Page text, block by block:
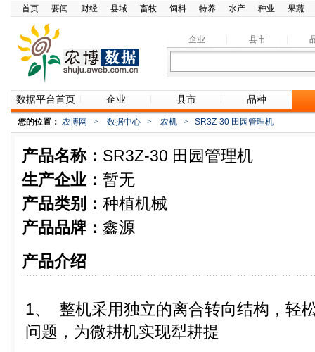
首页 要闻 财经 县域 畜牧 饲料 特养 水产 种业 果蔬
企业 县市
数据平台首页 企业 县市 品种
您的位置： 农博网 > 数据中心 > 农机 > SR3Z-30 田园管理机
产品名称： SR3Z-30 田园管理机
生产企业： 暂无
产品类别： 种植机械
产品品牌： 鑫源
产品介绍
1、 整机采用独立的离合转向结构，轻
问题，为微耕机实现犁耕提